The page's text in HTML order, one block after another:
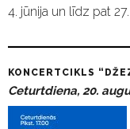
4. jūnija un līdz pat
KONCERTCIKLS
Ceturtdiena, 20.